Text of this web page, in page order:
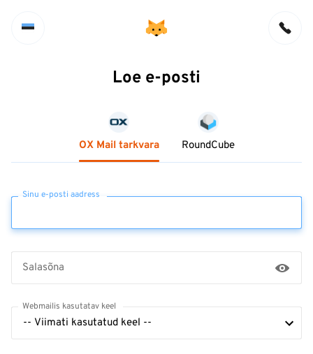
Loe e-posti
OX Mail tarkvara RoundCube
Sinu e-posti aadress
Salasõna
Webmailis kasutatav keel